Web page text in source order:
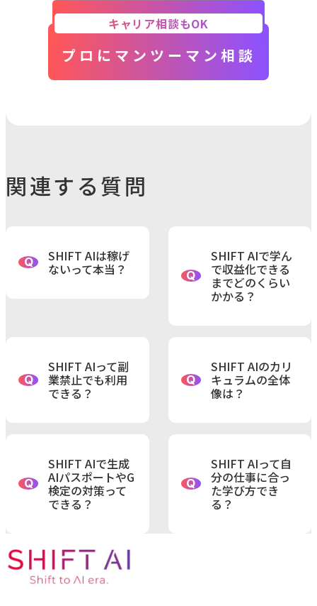
キャリア相談もOK
プロにマンツーマン相談
関連する質問
Q SHIFT AIは稼げ
ないって本当？ Q
SHIFT AIで学ん
で収益化できる
までどのくらい
かかる？
Q
SHIFT AIって副
業禁止でも利用
できる？
Q
SHIFT AIのカリ
キュラムの全体
像は？
Q
SHIFT AIで生成
AIパスポートやG
検定の対策って
できる？
Q
SHIFT AIって自
分の仕事に合っ
た学び方でき
る？